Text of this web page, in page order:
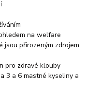
na welfare
jsou přirozeným zdrojem
pro zdravé klouby
3 a 6 mastné kyseliny a